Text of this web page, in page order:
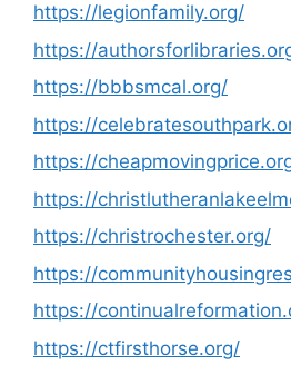
https://legionfamily.org/
https://
https://bbbsmcal.org/
https://
https://
https://
https://christrochester.org/
https://
https://
https://ctfirsthorse.org/